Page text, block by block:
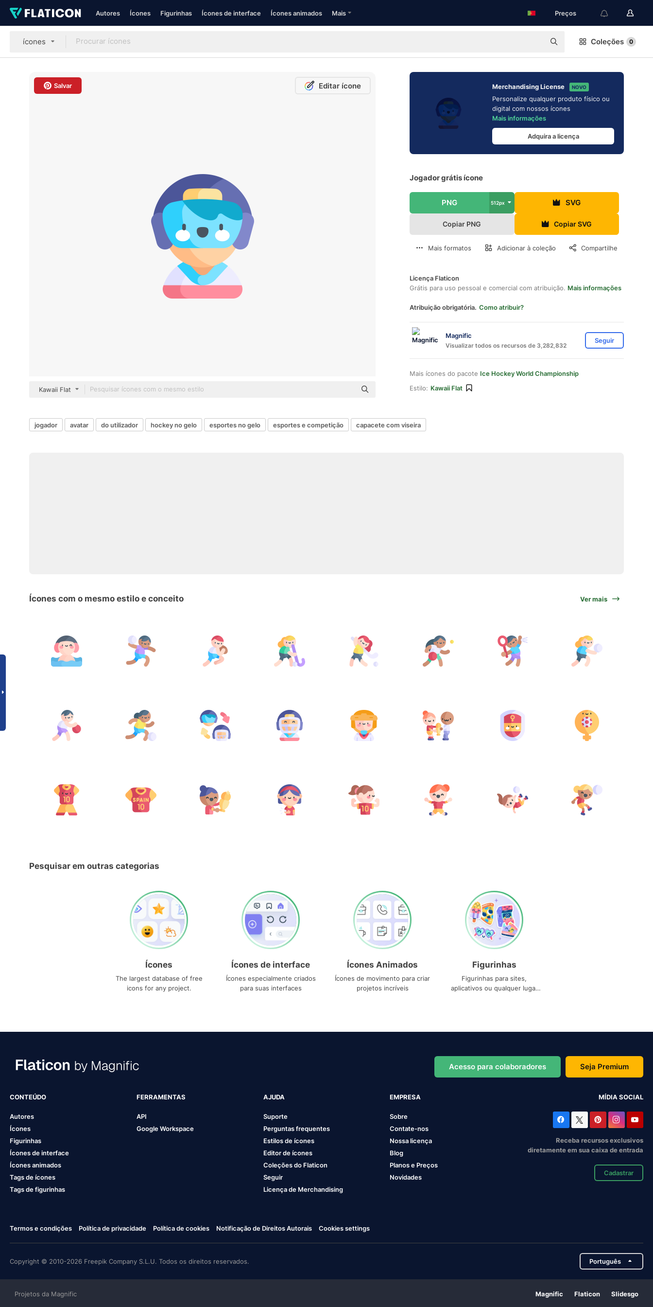
Autores Ícones Figurinhas Ícones de interface Ícones animados Mais Preços
ícones Coleções 0
Salvar Editar ícone
Kawaii Flat
Merchandising License NOVO
Personalize qualquer produto físico ou
digital com nossos ícones
Mais informações
Adquira a licença
Jogador grátis ícone
PNG 512px SVG
Copiar PNG Copiar SVG
Mais formatos Adicionar à coleção Compartilhe
Licença Flaticon
Grátis para uso pessoal e comercial com atribuição. Mais informações
Atribuição obrigatória. Como atribuir?
Magnific
Visualizar todos os recursos de 3,282,832
Seguir
Mais ícones do pacote Ice Hockey World Championship
Estilo: Kawaii Flat
jogador avatar do utilizador hockey no gelo esportes no gelo esportes e competição capacete com viseira
Ícones com o mesmo estilo e conceito Ver mais
Pesquisar em outras categorias
Ícones
The largest database of free
icons for any project.
Ícones de interface
Ícones especialmente criados
para suas interfaces
Ícones Animados
Ícones de movimento para criar
projetos incríveis
Figurinhas
Figurinhas para sites,
aplicativos ou qualquer lugar
Acesso para colaboradores Seja Premium
CONTEÚDO
Autores
Ícones
Figurinhas
Ícones de interface
Ícones animados
Tags de ícones
Tags de figurinhas
FERRAMENTAS
API
Google Workspace
AJUDA
Suporte
Perguntas frequentes
Estilos de ícones
Editor de ícones
Coleções do Flaticon
Seguir
Licença de Merchandising
EMPRESA
Sobre
Contate-nos
Nossa licença
Blog
Planos e Preços
Novidades
MÍDIA SOCIAL
Receba recursos exclusivos
diretamente em sua caixa de entrada
Cadastrar
Termos e condições Política de privacidade Política de cookies Notificação de Direitos Autorais Cookies settings
Copyright © 2010-2026 Freepik Company S.L.U. Todos os direitos reservados. Português
Projetos da Magnific Magnific Flaticon Slidesgo